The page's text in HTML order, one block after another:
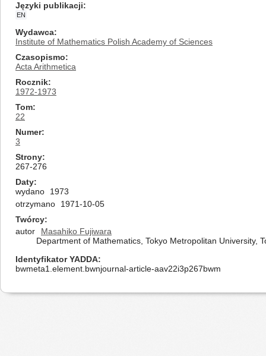
Języki publikacji
EN
Wydawca
Institute of Mathematics Polish Academy of Sciences
Czasopismo
Acta Arithmetica
Rocznik
1972-1973
Tom
22
Numer
3
Strony
267-276
Daty
wydano
1973
otrzymano
1971-10-05
Twórcy
autor
Masahiko Fujiwara
Department of Mathematics, Tokyo Metropolitan University,
Identyfikator YADDA
bwmeta1.element.bwnjournal-article-aav22i3p267bwm